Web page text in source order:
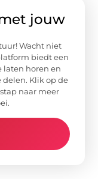
jouw
Wacht niet
biedt een
laten horen en
Klik op de
stap naar meer